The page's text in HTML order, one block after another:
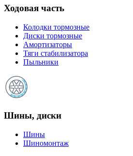
Ходовая часть
Колодки тормозные
Диски тормозные
Амортизаторы
Тяги стабилизатора
Пыльники
Шины, диски
Шины
Шиномонтаж